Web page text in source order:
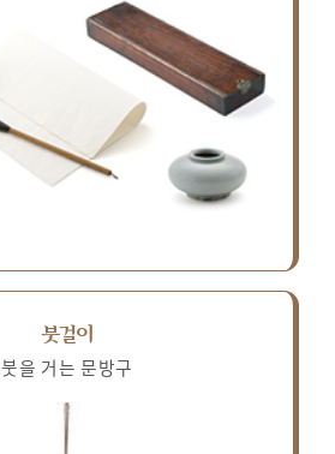
붓걸이
붓을 거는 문방구